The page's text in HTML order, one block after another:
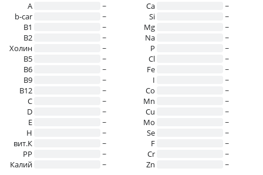
A
~
b-car
~
В1
~
B2
~
Холин
~
B5
~
B6
~
B9
~
B12
~
C
~
D
~
E
~
H
~
вит.К
~
PP
~
Калий
~
Ca
~
Si
~
Mg
~
Na
~
P
~
Cl
~
Fe
~
I
~
Co
~
Mn
~
Cu
~
Mo
~
Se
~
F
~
Cr
~
Zn
~